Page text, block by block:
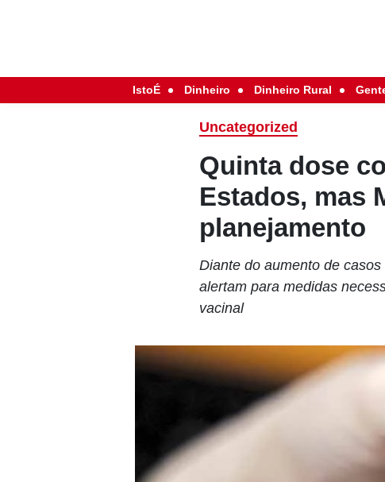
IstoÉ Dinheiro Dinheiro Rural
Uncategorized
Quinta dose
Estados, mas
planejamento
Diante do aumento de
alertam para medidas
vacinal